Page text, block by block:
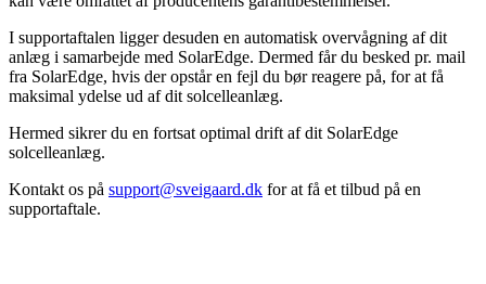
I supportaftalen ligger desuden en automatisk overvågning af dit
anlæg i samarbejde med SolarEdge. Dermed får du besked pr. mail
fra SolarEdge, hvis der opstår en fejl du bør reagere på, for at få
maksimal ydelse ud af dit solcelleanlæg.
Hermed sikrer du en fortsat optimal drift af dit SolarEdge
solcelleanlæg.
Kontakt os på support@sveigaard.dk for at få et tilbud på en
supportaftale.